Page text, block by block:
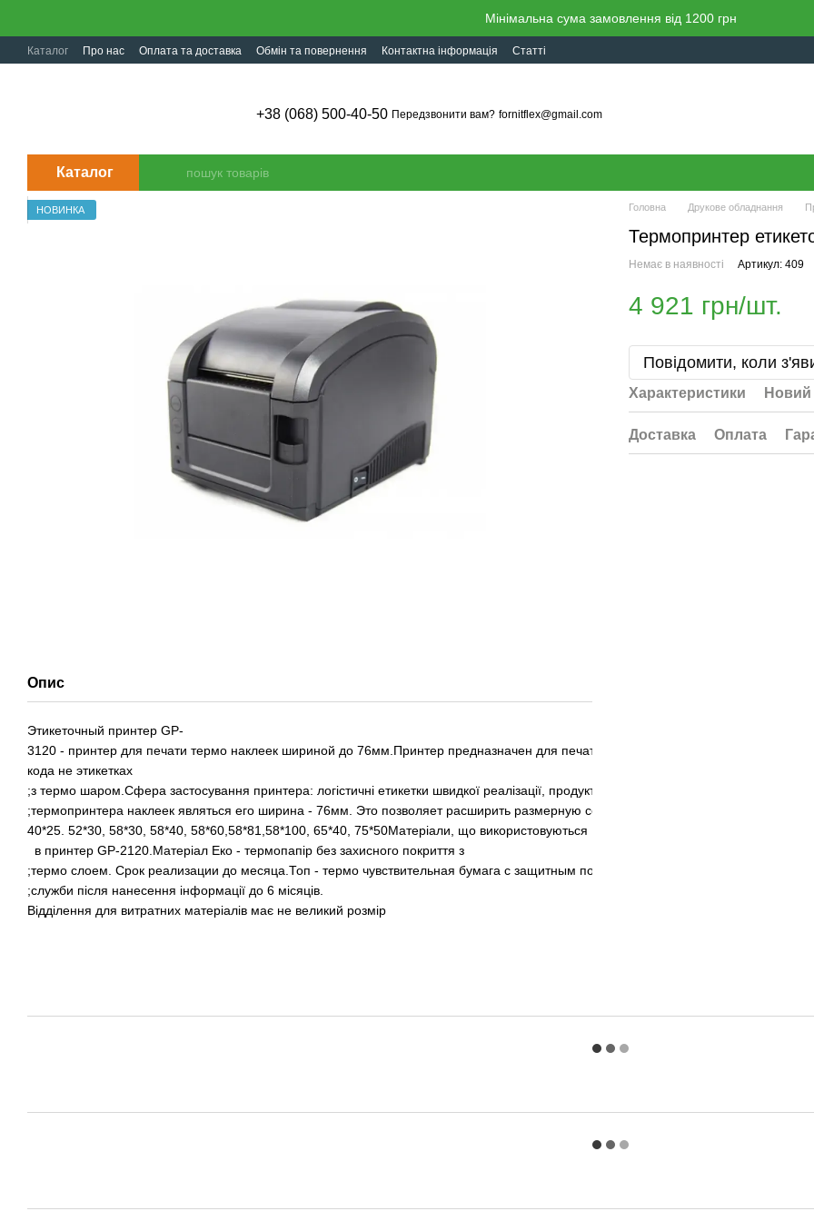
Мінімальна сума замовлення від 1200 грн
Каталог Про нас Оплата та доставка Обмін та повернення Контактна інформація Статті
+38 (068) 500-40-50 Передзвонити вам? fornitflex@gmail.com
Каталог
НОВИНКА
Опис
Этикеточный принтер GP-
3120 - принтер для печати термо наклеек шириной до 76мм.Принтер предназначен для печати графики, текста, штрих-
кода не этикетках
;з термо шаром.Сфера застосування принтера: логістичні етикетки швидкої реалізації, продукти харчування
;термопринтера наклеек являться его ширина - 76мм. Это позволяет расширить размерную сетку этикеток до размера
40*25. 52*30, 58*30, 58*40, 58*60,58*81,58*100, 65*40, 75*50Матеріали, що використовуються
в принтер GP-2120.Матеріал Еко - термопапір без захисного покриття з
;термо слоем. Срок реализации до месяца.Топ - термо чувствительная бумага с защитным покрытием - высокая стойкость к
;служби після нанесення інформації до 6 місяців.
Відділення для витратних матеріалів має не великий розмір
Головна Друкове обладнання
Термопринтер
Немає в наявності Артикул: 409
4 921 грн/шт.
Повідомити, коли
Характеристики Новий
Доставка Оплата